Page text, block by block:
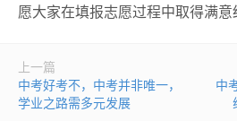
愿大家在填报志愿过程中取得满意
上一篇
中考好考不，中考并非唯一，
学业之路需多元发展
中